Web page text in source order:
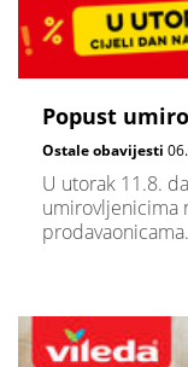
Popust
Ostale obavijesti
U utorak 11.8.
umirovljenicima
prodavaonicama.